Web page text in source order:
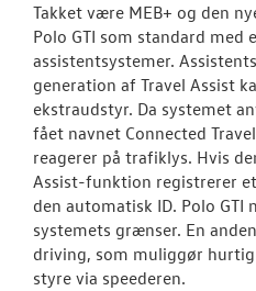
Takket være MEB+ og den
Polo GTI som standard
assistentsystemer.
generation af Travel Assist
ekstraudstyr. Da systemet
fået navnet Connected
reagerer på trafiklys. Hvis
Assist-funktion registrerer
den automatisk ID. Polo
systemets grænser. En
driving, som muliggør
styre via speederen.